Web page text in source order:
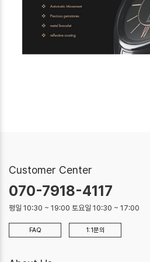
Customer Center
070-7918-4117
평일 10:30 ~ 19:00 토요일 10:30 ~ 17:00
FAQ 1:1문의